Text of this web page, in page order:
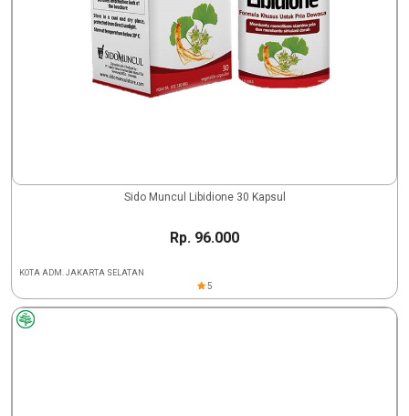
Sido Muncul Libidione 30 Kapsul
Rp. 96.000
KOTA ADM. JAKARTA SELATAN
5